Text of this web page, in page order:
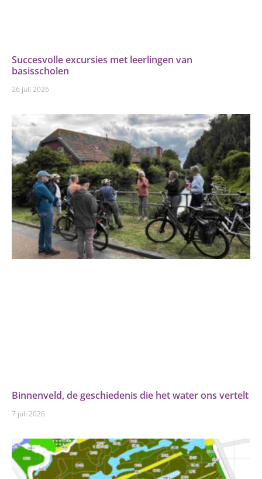
Succesvolle excursies met leerlingen van
basisscholen
26 juli 2026
Binnenveld, de geschiedenis die het water ons vertelt
7 juli 2026